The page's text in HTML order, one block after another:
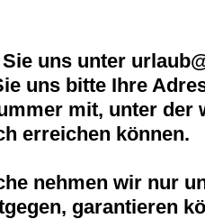
uns unter
uns bitte Ihre
mit, unter der
erreichen können.
nehmen wir nur
garantieren